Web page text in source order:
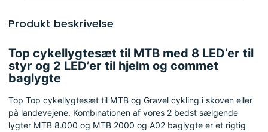
Produkt beskrivelse
Top cykellygtesæt til MTB med 8 LED’er til
styr og 2 LED’er til hjelm og commet
baglygte
Top Top cykellygtesæt til MTB og Gravel cykling i skoven eller
på landevejene. Kombinationen af vores 2 bedst sælgende
lygter MTB 8.000 og MTB 2000 og A02 baglygte er et rigtig